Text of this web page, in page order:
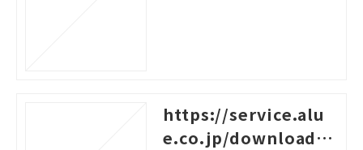
https://service.alu
e.co.jp/download/3